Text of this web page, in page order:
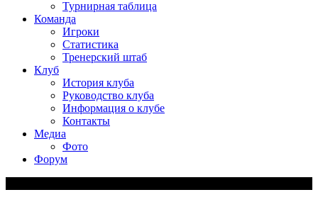
Турнирная таблица
Команда
Игроки
Статистика
Тренерский штаб
Клуб
История клуба
Руководство клуба
Информация о клубе
Контакты
Медиа
Фото
Форум